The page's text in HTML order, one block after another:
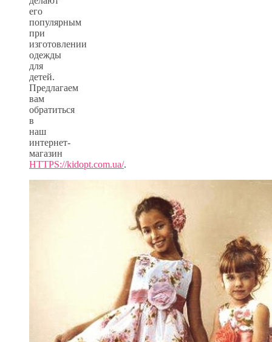
его
популярным
при
изготовлении
одежды
для
детей.
Предлагаем
вам
обратиться
в
наш
интернет-
магазин
HTTPS://kidopt.com.ua/.